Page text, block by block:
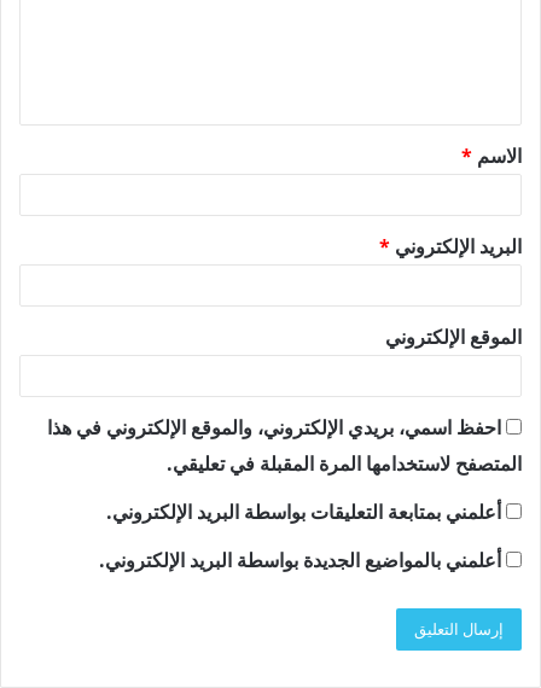
ق
*
الاسم *
البريد الإلكتروني *
الموقع الإلكتروني
احفظ اسمي، بريدي الإلكتروني، والموقع الإلكتروني في هذا
المتصفح لاستخدامها المرة المقبلة في تعليقي.
أعلمني بمتابعة التعليقات بواسطة البريد الإلكتروني.
أعلمني بالمواضيع الجديدة بواسطة البريد الإلكتروني.